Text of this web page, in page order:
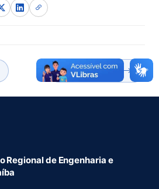
Próxima notícia
Regional de Engenharia e